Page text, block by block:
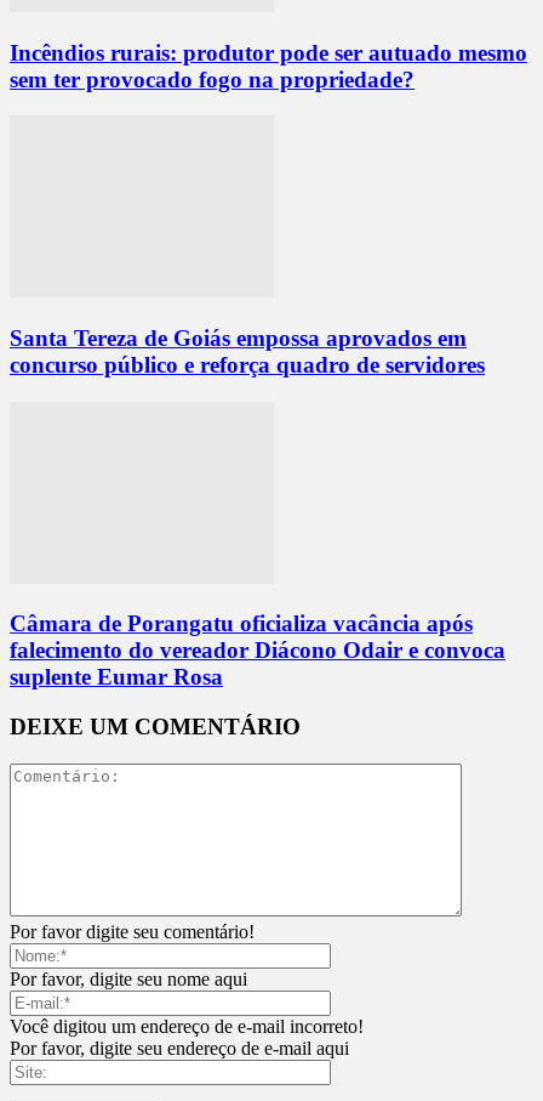
Incêndios rurais: produtor pode ser autuado mesmo
sem ter provocado fogo na propriedade?
Santa Tereza de Goiás empossa aprovados em
concurso público e reforça quadro de servidores
Câmara de Porangatu oficializa vacância após
falecimento do vereador Diácono Odair e convoca
suplente Eumar Rosa
DEIXE UM COMENTÁRIO
Por favor digite seu comentário!
Por favor, digite seu nome aqui
Você digitou um endereço de e-mail incorreto!
Por favor, digite seu endereço de e-mail aqui